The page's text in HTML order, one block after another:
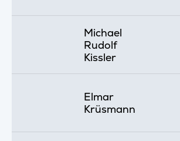
Michael
Rudolf
Kissler
Elmar
Krüsmann